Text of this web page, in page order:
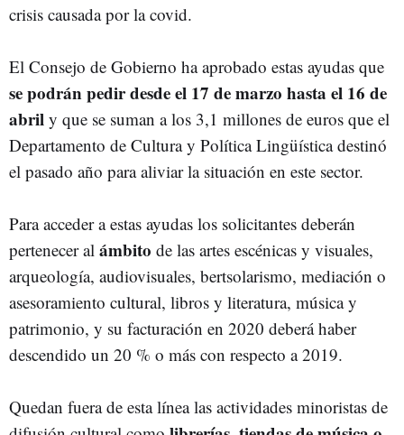
crisis causada por la covid.
El Consejo de Gobierno ha aprobado estas ayudas que
se podrán pedir desde el 17 de marzo hasta el 16 de
abril y que se suman a los 3,1 millones de euros que el
Departamento de Cultura y Política Lingüística destinó
el pasado año para aliviar la situación en este sector.
Para acceder a estas ayudas los solicitantes deberán
pertenecer al ámbito de las artes escénicas y visuales,
arqueología, audiovisuales, bertsolarismo, mediación o
asesoramiento cultural, libros y literatura, música y
patrimonio, y su facturación en 2020 deberá haber
descendido un 20 % o más con respecto a 2019.
Quedan fuera de esta línea las actividades minoristas de